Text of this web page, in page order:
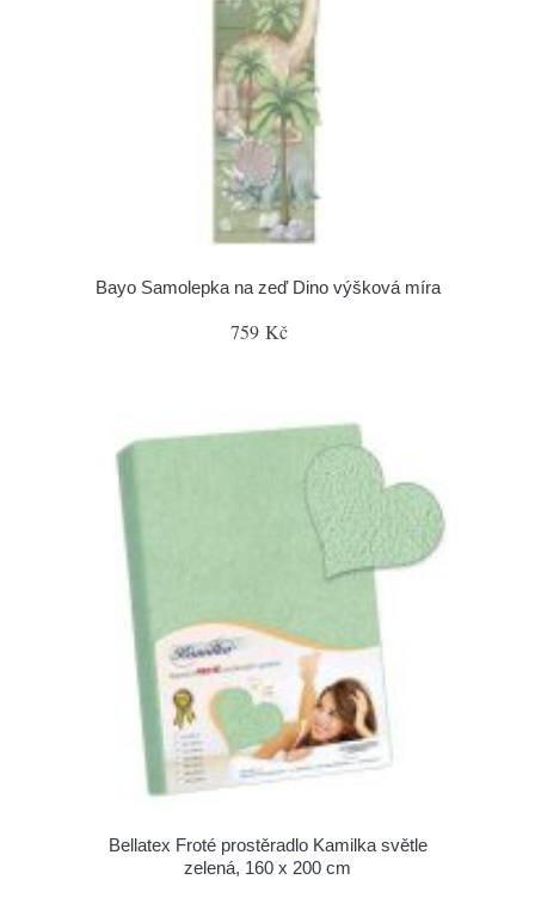
Bayo Samolepka na zeď Dino výšková míra
759 Kč
Bellatex Froté prostěradlo Kamilka světle
zelená, 160 x 200 cm